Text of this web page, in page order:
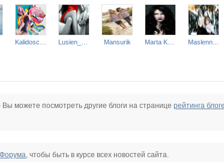
Mansurik
Вы можете посмотреть другие блоги на странице рейтинга
, чтобы быть в курсе всех новостей сайта.